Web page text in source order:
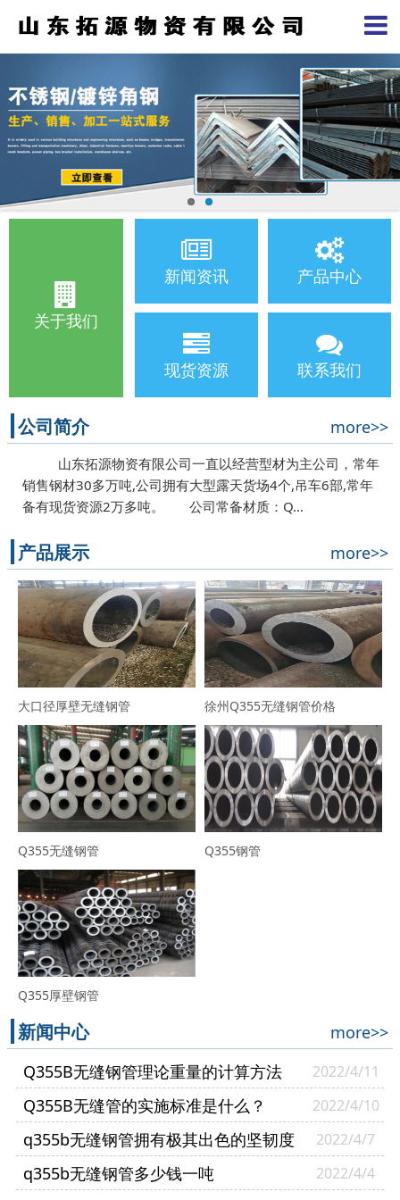
关于我们
新闻资讯 产品中心
现货资源 联系我们
公司简介 more>>
山东拓源物资有限公司一直以经营型材为主公司，常年
销售钢材30多万吨,公司拥有大型露天货场4个,吊车6部,常年
备有现货资源2万多吨。 公司常备材质：Q…
产品展示 more>>
大口径厚壁无缝钢管 徐州Q355无缝钢管价格
Q355无缝钢管 Q355钢管
Q355厚壁钢管
新闻中心
more>>
Q355B无缝钢管理论重量的计算方法
2022/4/11
Q355B无缝管的实施标准是什么？ 2022/4/10
q355b无缝钢管拥有极其出色的坚韧度 2022/4/7
q355b无缝钢管多少钱一吨 2022/4/4